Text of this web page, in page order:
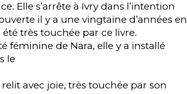
Elle s’arrête à Ivry dans l’intention
il y a une vingtaine d’années en
très touchée par ce livre.
féminine de Nara, elle y a installé
le
avec joie, très touchée par son